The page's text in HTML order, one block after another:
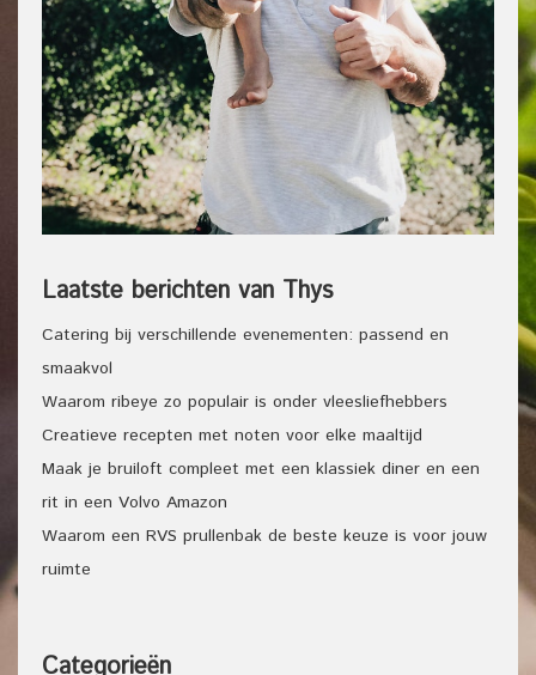
Laatste berichten van Thys
Catering bij verschillende evenementen: passend en
smaakvol
Waarom ribeye zo populair is onder vleesliefhebbers
Creatieve recepten met noten voor elke maaltijd
Maak je bruiloft compleet met een klassiek diner en een
rit in een Volvo Amazon
Waarom een RVS prullenbak de beste keuze is voor jouw
ruimte
Categorieën